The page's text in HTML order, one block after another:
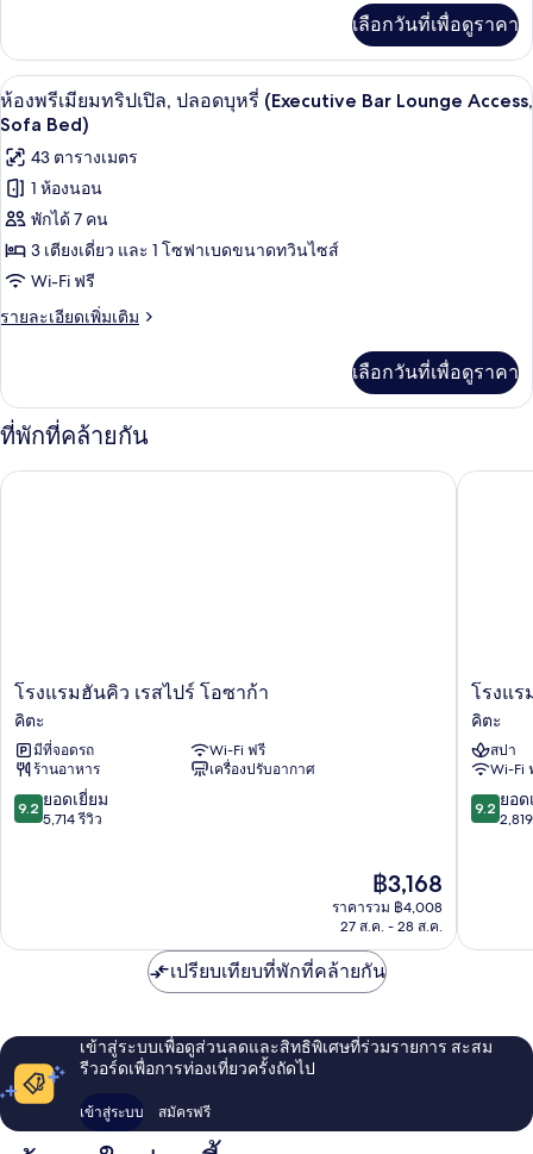
Bed)
(Executive
Bar
Lounge
Access)
เกี่ยว
กับ
ห้อง
พรีเมียม
ปลอด
บุหรี่
(Executive
Bar
Lounge
เลือกวันที่เพื่อดูราคา
เปิด
ภาพถ่าย
ทั้งหมด
ของ
ห้อง
พรีเมียม
ทริปเปิล,
ปลอด
(Executive
Bar
Lounge
Access,
10
ห้องพรีเมียมทริปเปิล, ปลอดบุหรี่ (Executive Bar Lounge Access,
Sofa Bed)
43 ตารางเมตร
1 ห้องนอน
พักได้ 7 คน
3 เตียงเดี่ยว และ 1 โซฟาเบดขนาดทวินไซส์
Wi-Fi ฟรี
รายละเอียดเพิ่มเติม
ราย
เกี่ยว
กับ
ห้อง
ทริปเปิล,
เลือกวันที่เพื่อดูราคา
ที่พักที่คล้ายกัน
โรง
แรม
ฮัน
คิว
เรส
ไปร์
โอ
โรงแรมฮันคิว เรสไปร์ โอซาก้า
คิตะ
มีที่จอดรถ
Wi-Fi ฟรี
ร้านอาหาร
เครื่องปรับอากาศ
9.2
จาก
9.2 ยอดเยี่ยม
5,714 รีวิว
ราคา
ปัจจุบัน
คือ
฿3,168
ราคารวม ฿4,008
27 ส.ค. - 28 ส.ค.
โรงแรมฮันคิว เรสไปร์ โอซาก้า
โรงแรม
มอน
เท
อเรย์
เลอ
เฟรเร
โอ
โรงแร
คิตะ
สปา
Wi-Fi
9.2
จาก
9.2 ยอด
โรงแรม
เปรียบเทียบที่พักที่คล้ายกัน
เข้าสู่ระบบเพื่อดูส่วนลดและสิทธิพิเศษที่ร่วมรายการ สะสม
รีวอร์ดเพื่อการท่องเที่ยวครั้งถัดไป
เข้าสู่ระบบ สมัครฟรี